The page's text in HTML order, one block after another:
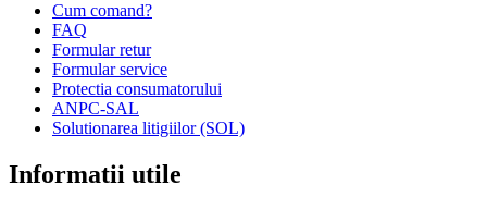
Cum comand?
FAQ
Formular retur
Formular service
Protectia consumatorului
ANPC-SAL
Solutionarea litigiilor (SOL)
Informatii utile